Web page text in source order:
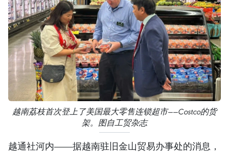
越南荔枝首次登上了美国最大零售连锁超市——Costco的货
架。图自工贸杂志
越通社河内——据越南驻旧金山贸易办事处的消息，